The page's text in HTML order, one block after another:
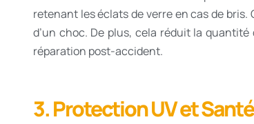
retenant les éclats de verre en cas de
d’un choc. De plus, cela réduit la
réparation post-accident.
3. Protection UV et Santé